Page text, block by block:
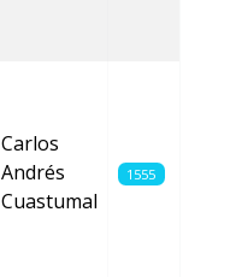
Carlos
Andrés
Cuastumal
1555